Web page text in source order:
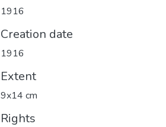
1916
Creation date
1916
Extent
9x14 cm
Rights